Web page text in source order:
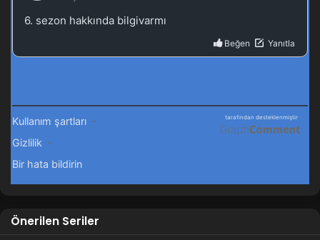
Önerilen Seriler